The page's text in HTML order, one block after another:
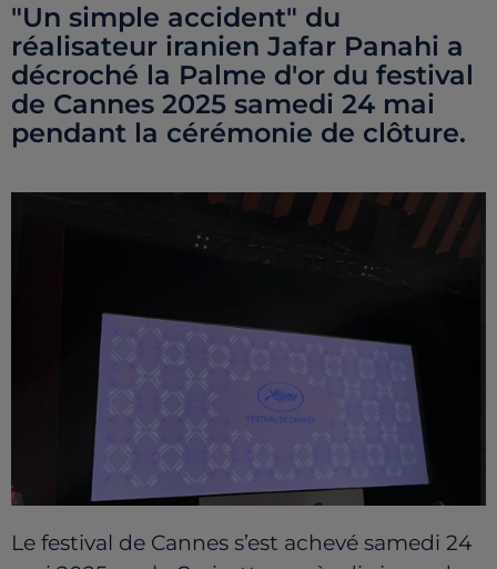
"Un simple accident" du
réalisateur iranien Jafar Panahi a
décroché la Palme d'or du festival
de Cannes 2025 samedi 24 mai
pendant la cérémonie de clôture.
Le festival de Cannes s’est achevé samedi 24